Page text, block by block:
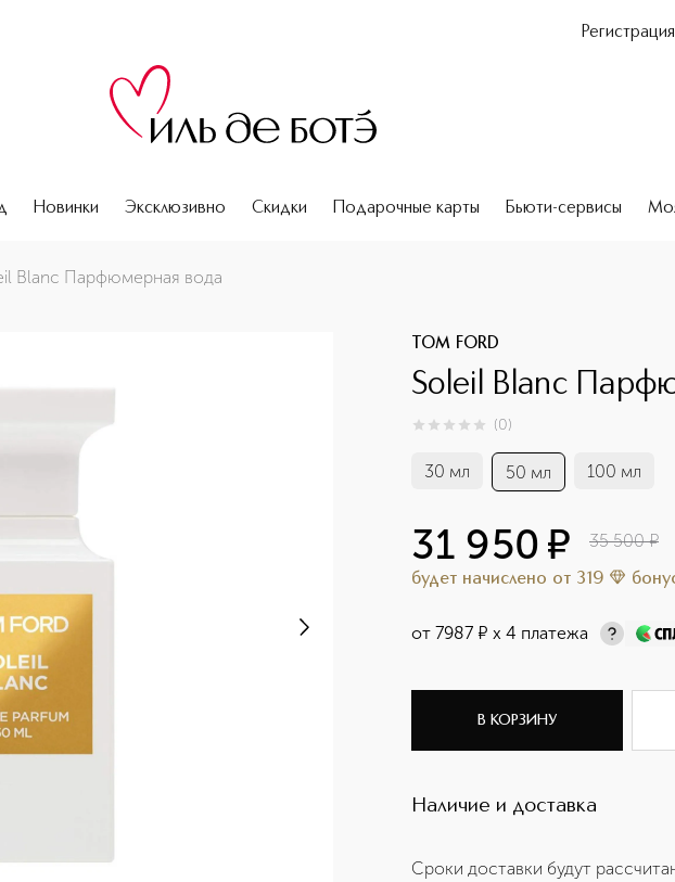
Новинки Эксклюзивно Скидки Подарочные карты Бьюти-сервисы
Blanc Парфюмерная вода
TOM FORD
Soleil Blanc
0из 0 (0)
30 мл 50 мл 100 мл
31 950 ¤ 35 500 ¤
будет начислено от 319
от7987 ¤ х 4 платежа
В КОРЗИНУ
Наличие и доставка
Сроки доставки будут